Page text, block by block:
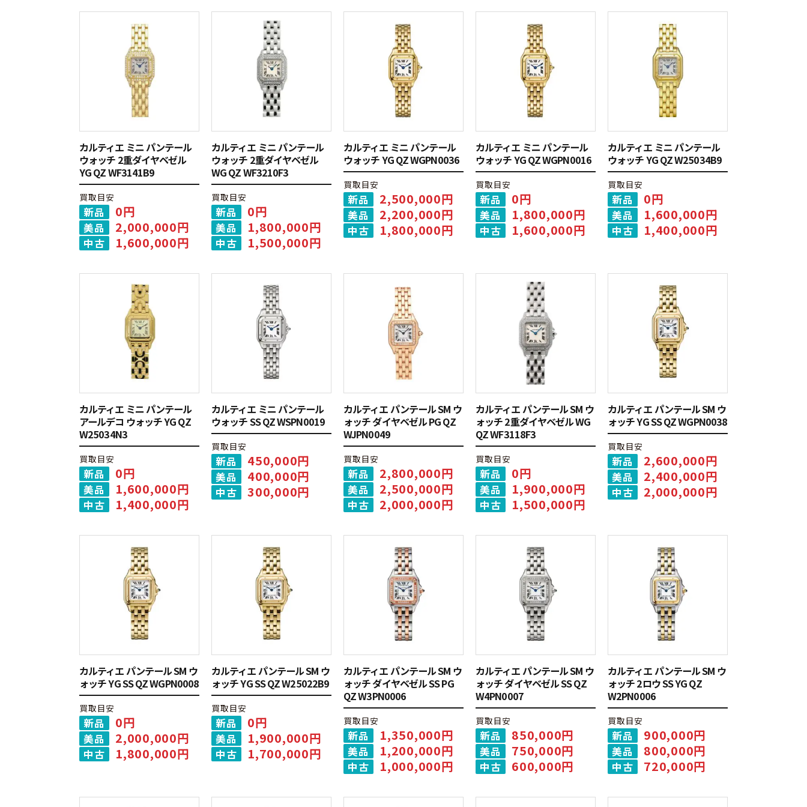
カルティエ ミニ パンテール
ウォッチ 2重ダイヤベゼル
YG QZ WF3141B9
買取目安
新品 0円
美品 2,000,000円
中古 1,600,000円
カルティエ ミニ パンテール
ウォッチ 2重ダイヤベゼル
WG QZ WF3210F3
買取目安
新品 0円
美品 1,800,000円
中古 1,500,000円
カルティエ ミニ パンテール
ウォッチ YG QZ WGPN0036
買取目安
新品 2,500,000円
美品 2,200,000円
中古 1,800,000円
カルティエ ミニ パンテール
ウォッチ YG QZ WGPN0016
買取目安
新品 0円
美品 1,800,000円
中古 1,600,000円
カルティエ ミニ パンテール
ウォッチ YG QZ W25034B9
買取目安
新品 0円
美品 1,600,000円
中古 1,400,000円
カルティエ ミニ パンテール
アールデコ ウォッチ YG QZ
W25034N3
買取目安
新品 0円
美品 1,600,000円
中古 1,400,000円
カルティエ ミニ パンテール
ウォッチ SS QZ WSPN0019
買取目安
新品 450,000円
美品 400,000円
中古 300,000円
カルティエ パンテール SM ウ
ォッチ ダイヤベゼル PG QZ
WJPN0049
買取目安
新品 2,800,000円
美品 2,500,000円
中古 2,000,000円
カルティエ パンテール SM ウ
ォッチ 2重ダイヤベゼル WG
QZ WF3118F3
買取目安
新品 0円
美品 1,900,000円
中古 1,500,000円
カルティエ パンテール SM ウ
ォッチ YG SS QZ WGPN0038
買取目安
新品 2,600,000円
美品 2,400,000円
中古 2,000,000円
カルティエ パンテール SM ウ
ォッチ YG SS QZ WGPN0008
買取目安
新品 0円
美品 2,000,000円
中古 1,800,000円
カルティエ パンテール SM ウ
ォッチ YG SS QZ W25022B9
買取目安
新品 0円
美品 1,900,000円
中古 1,700,000円
カルティエ パンテール SM ウ
ォッチ ダイヤベゼル SS PG
QZ W3PN0006
買取目安
新品 1,350,000円
美品 1,200,000円
中古 1,000,000円
カルティエ パンテール SM ウ
ォッチ ダイヤベゼル SS QZ
W4PN0007
買取目安
新品 850,000円
美品 750,000円
中古 600,000円
カルティエ パンテール SM ウ
ォッチ 2ロウ SS YG QZ
W2PN0006
買取目安
新品 900,000円
美品 800,000円
中古 720,000円